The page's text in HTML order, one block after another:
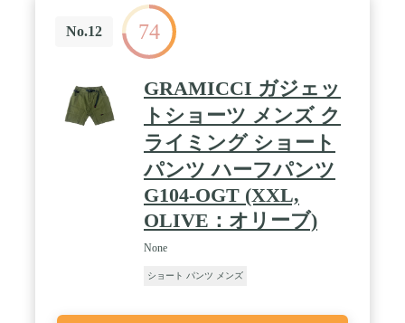
No.12 74
GRAMICCI ガジェッ
トショーツ メンズ ク
ライミング ショート
パンツ ハーフパンツ
G104-OGT (XXL,
OLIVE：オリーブ)
None
ショート パンツ メンズ